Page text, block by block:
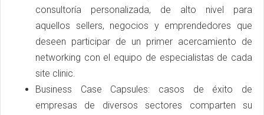
consultoría personalizada, de alto nivel para
aquellos sellers, negocios y emprendedores que
deseen participar de un primer acercamiento de
networking con el equipo de especialistas de cada
site clinic.
Business Case Capsules: casos de éxito de
empresas de diversos sectores comparten su